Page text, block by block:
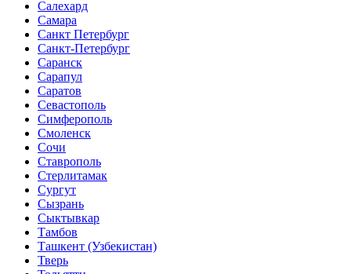
Салехард
Самара
Санкт Петербург
Санкт-Петербург
Саранск
Сарапул
Саратов
Севастополь
Симферополь
Смоленск
Сочи
Ставрополь
Стерлитамак
Сургут
Сызрань
Сыктывкар
Тамбов
Ташкент (Узбекистан)
Тверь